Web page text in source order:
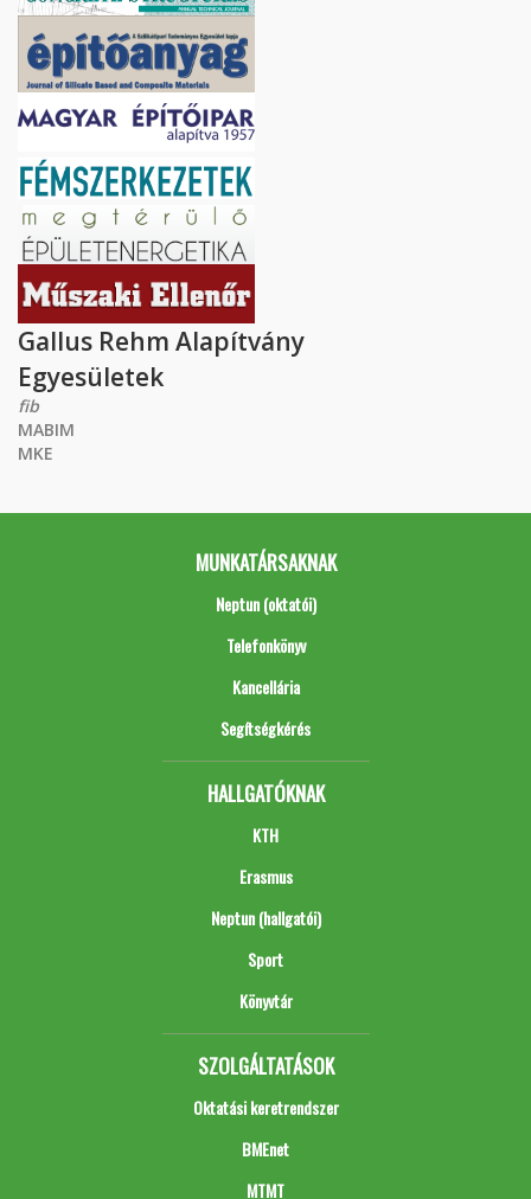
Gallus Rehm Alapítvány
Egyesületek
fib
MABIM
MKE
MUNKATÁRSAKNAK
Neptun (oktatói)
Telefonkönyv
Kancellária
Segítségkérés
HALLGATÓKNAK
KTH
Erasmus
Neptun (hallgatói)
Sport
Könyvtár
SZOLGÁLTATÁSOK
Oktatási keretrendszer
BMEnet
MTMT